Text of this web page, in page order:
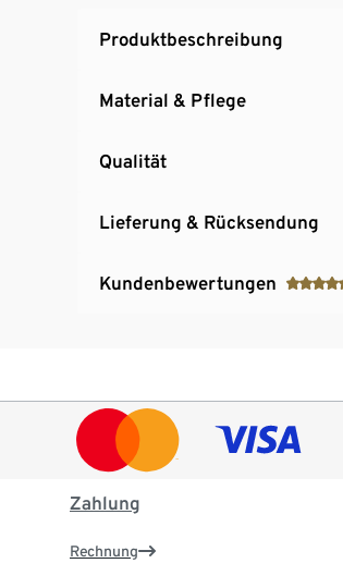
Produktbeschreibung
Material & Pflege
Qualität
Lieferung & Rücksendung
Kundenbewertungen
Zahlung
Rechnung